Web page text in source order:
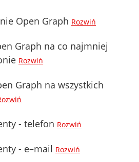
Open Graph Rozwiń
Graph na co najmniej
Rozwiń
Graph na wszystkich
- telefon Rozwiń
- e–mail Rozwiń